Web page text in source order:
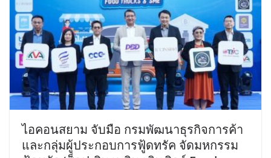
ไอคอนสยาม จับมือ กรมพัฒนาธุรกิจการค้า
และกลุ่มผู้ประกอบการฟู้ดทรัค จัดมหกรรม